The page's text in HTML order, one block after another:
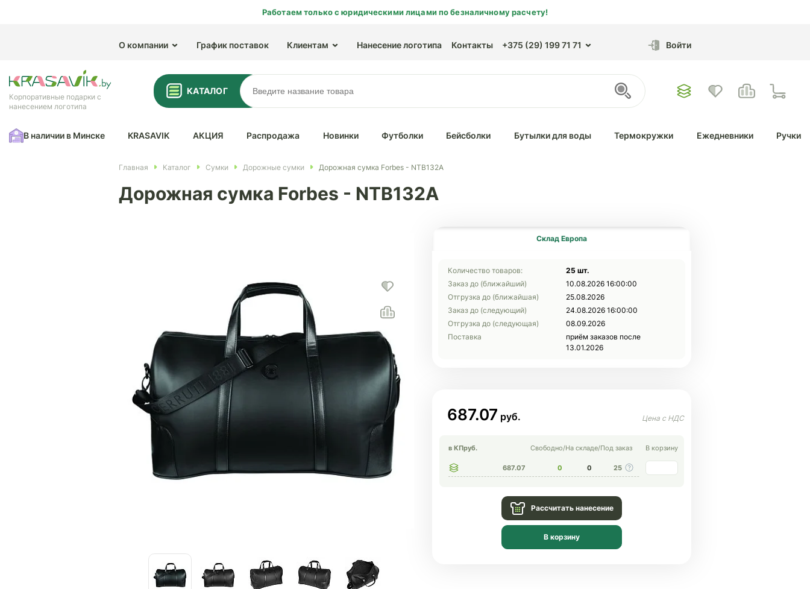
Работаем только с юридическими лицами по безналичному расчету!
О компании График поставок Клиентам Нанесение логотипа Контакты +375 (29) 199 71 71 Войти
Корпоративные подарки с
нанесением логотипа
КАТАЛОГ
В наличии в Минске KRASAVIK АКЦИЯ Распродажа Новинки Футболки Бейсболки Бутылки для воды Термокружки Ежедневники Ручки
Главная Каталог Сумки Дорожные сумки Дорожная сумка Forbes - NTB132A
Дорожная сумка Forbes - NTB132A
Склад Европа
Количество товаров:
25 шт.
Заказ до (ближайший)
10.08.2026 16:00:00
Отгрузка до (ближайшая)
25.08.2026
Заказ до (следующий)
24.08.2026 16:00:00
Отгрузка до (следующая)
08.09.2026
Поставка
приём заказов после
13.01.2026
687.07
в КПруб. Свободно/На складе/Под заказ В корзину
687.07 0 0 25
Рассчитать нанесение
В корзину